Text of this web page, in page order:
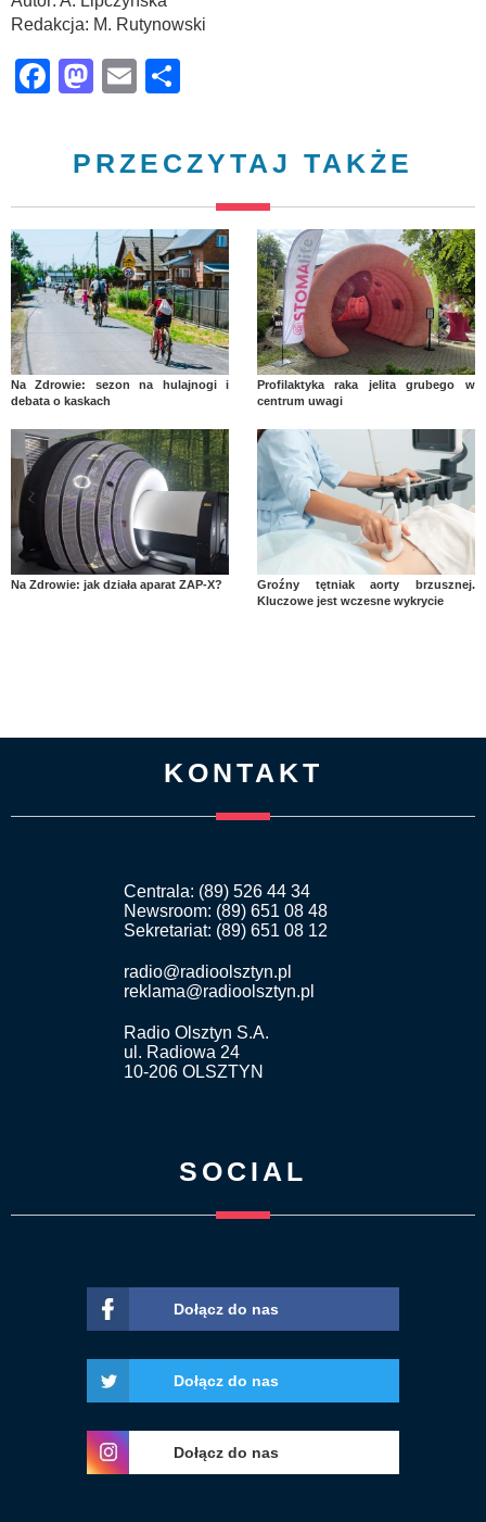
Redakcja: M. Rutynowski
Facebook
Mastodon
Email
PRZECZYTAJ TAKŻE
Na Zdrowie: sezon na hulajnogi i
debata o kaskach
Profilaktyka raka jelita grubego w
centrum uwagi
Na Zdrowie: jak działa aparat ZAP-X?
Groźny tętniak aorty brzusznej.
Kluczowe jest wczesne wykrycie
KONTAKT
Centrala: (89) 526 44 34
Newsroom: (89) 651 08 48
Sekretariat: (89) 651 08 12
radio@radioolsztyn.pl
reklama@radioolsztyn.pl
Radio Olsztyn S.A.
ul. Radiowa 24
10-206 OLSZTYN
SOCIAL
Dołącz do nas
Dołącz do nas
Dołącz do nas